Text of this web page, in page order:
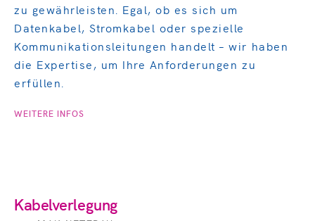
zu gewährleisten. Egal, ob es sich um
Datenkabel, Stromkabel oder spezielle
Kommunikationsleitungen handelt – wir haben
die Expertise, um Ihre Anforderungen zu
erfüllen.
WEITERE INFOS
Kabelverlegung